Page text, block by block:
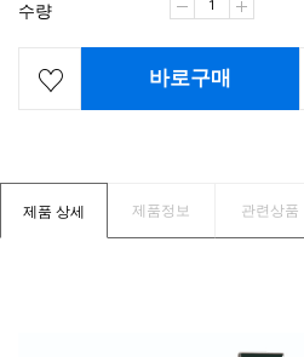
수량
바로구매
제품 상세 제품정보 관련상품